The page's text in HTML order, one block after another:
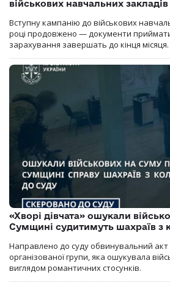
військових навчальних закладів
Вступну кампанію до військових
році продовжено — документи
зарахування завершать до кінця місяця.
«Хворі дівчата» ошукали
Сумщині судитимуть шахраїв з
Направлено до суду обвинувальний акт
організованої групи, яка ошукувала
виглядом романтичних стосунків.